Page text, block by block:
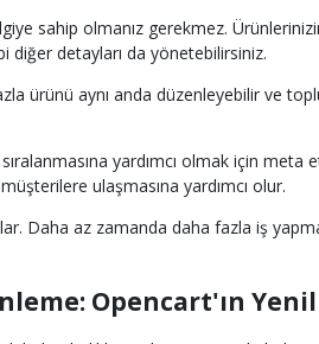
sahip olmanız gerekmez. Ürünlerinizin
diğer detayları da yönetebilirsiniz.
ürünü aynı anda düzenleyebilir ve
yardımcı olmak için meta
ulaşmasına yardımcı olur.
Daha az zamanda daha fazla iş
Opencart'ın